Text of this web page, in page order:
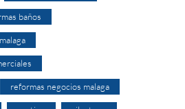
baños
reformas negocios malaga